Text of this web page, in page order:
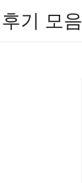
기 모음